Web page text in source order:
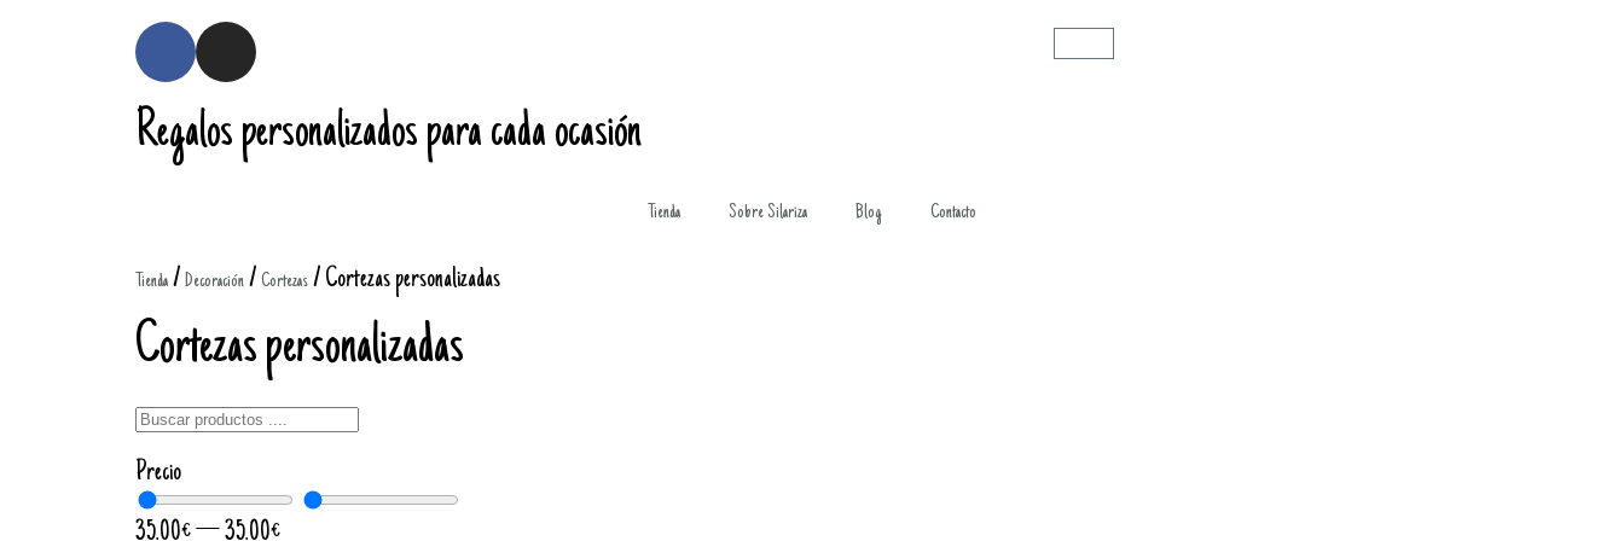
Regalos personalizados para cada ocasión
Tienda Sobre Silariza Blog Contacto
Tienda / Decoración / Cortezas / Cortezas personalizadas
Cortezas personalizadas
Precio
35.00€—35.00€